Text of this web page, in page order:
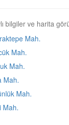
ve harita
Mah.
Mah.
Mah.
Mah.
Mah.
Mah.